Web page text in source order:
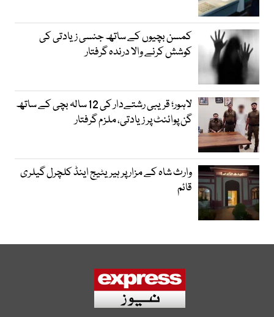
کمسن بچیوں کے ساتھ جنسی زیادتی کی
کوشش کرنے والا درندہ گرفتار
لاہور؛ قریبی رشتےدار کی 12 سالہ بچی کے ساتھ
گن پوائنٹ پر زیادتی، ملزم گرفتار
وارث شاہ کے مزار پر ہیریٹیج اینڈ کلچرل گیلری
قائم